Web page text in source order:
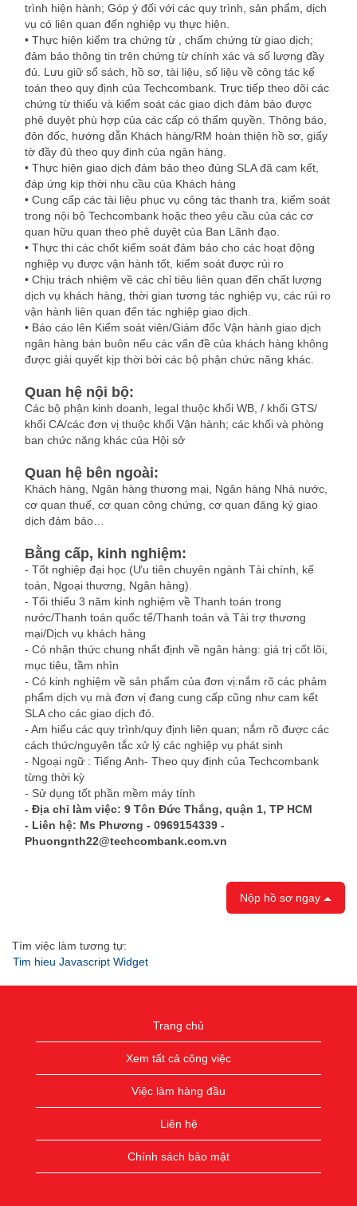
trình hiện hành; Góp ý đối với các quy trình, sản phẩm, dịch
vụ có liên quan đến nghiệp vụ thực hiện.
• Thực hiện kiểm tra chứng từ , chấm chứng từ giao dịch;
đảm bảo thông tin trên chứng từ chính xác và số lượng đầy
đủ. Lưu giữ sổ sách, hồ sơ, tài liệu, số liệu về công tác kế
toán theo quy định của Techcombank. Trực tiếp theo dõi các
chứng từ thiếu và kiểm soát các giao dịch đảm bảo được
phê duyệt phù hợp của các cấp có thẩm quyền. Thông báo,
đôn đốc, hướng dẫn Khách hàng/RM hoàn thiện hồ sơ, giấy
tờ đầy đủ theo quy định của ngân hàng.
• Thực hiện giao dịch đảm bảo theo đúng SLA đã cam kết,
đáp ứng kịp thời nhu cầu của Khách hàng
• Cung cấp các tài liệu phục vụ công tác thanh tra, kiểm soát
trong nội bộ Techcombank hoặc theo yêu cầu của các cơ
quan hữu quan theo phê duyệt của Ban Lãnh đạo.
• Thực thi các chốt kiểm soát đảm bảo cho các hoạt động
nghiệp vụ được vận hành tốt, kiểm soát được rủi ro
• Chịu trách nhiệm về các chỉ tiêu liên quan đến chất lượng
dịch vụ khách hàng, thời gian tương tác nghiệp vụ, các rủi ro
vận hành liên quan đến tác nghiệp giao dịch.
• Báo cáo lên Kiểm soát viên/Giám đốc Vận hành giao dịch
ngân hàng bán buôn nếu các vấn đề của khách hàng không
được giải quyết kịp thời bởi các bộ phận chức năng khác.
Quan hệ nội bộ:
Các bộ phận kinh doanh, legal thuộc khối WB, / khối GTS/
khối CA/các đơn vị thuộc khối Vận hành; các khối và phòng
ban chức năng khác của Hội sở
Quan hệ bên ngoài:
Khách hàng, Ngân hàng thương mại, Ngân hàng Nhà nước,
cơ quan thuế, cơ quan công chứng, cơ quan đăng ký giao
dịch đảm bảo…
Bằng cấp, kinh nghiệm:
- Tốt nghiệp đại học (Ưu tiên chuyên ngành Tài chính, kế
toán, Ngoại thương, Ngân hàng).
- Tối thiểu 3 năm kinh nghiệm về Thanh toán trong
nước/Thanh toán quốc tế/Thanh toán và Tài trợ thương
mại/Dịch vụ khách hàng
- Có nhận thức chung nhất định về ngân hàng: giá trị cốt lõi,
mục tiêu, tầm nhìn
- Có kinh nghiệm về sản phẩm của đơn vị:nắm rõ các phảm
phẩm dịch vụ mà đơn vị đang cung cấp cũng như cam kết
SLA cho các giao dịch đó.
- Am hiểu các quy trình/quy định liên quan; nắm rõ được các
cách thức/nguyên tắc xử lý các nghiệp vụ phát sinh
- Ngoại ngữ : Tiếng Anh- Theo quy định của Techcombank
từng thời kỳ
- Sử dụng tốt phần mềm máy tính
- Địa chỉ làm việc: 9 Tôn Đức Thắng, quận 1, TP HCM
- Liên hệ: Ms Phương - 0969154339 -
Phuongnth22@techcombank.com.vn
Nộp hồ sơ ngay
Tìm việc làm tương tự:
Tim hieu Javascript Widget
Trang chủ
Xem tất cả công việc
Việc làm hàng đầu
Liên hệ
Chính sách bảo mật